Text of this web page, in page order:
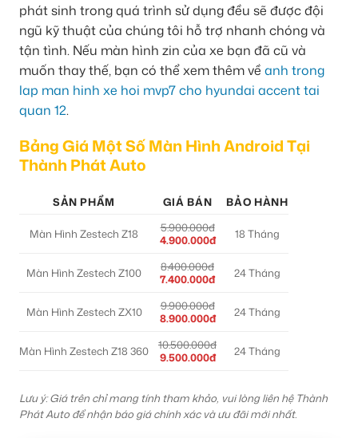
phát sinh trong quá trình sử dụng đều sẽ được đội
ngũ kỹ thuật của chúng tôi hỗ trợ nhanh chóng và
tận tình. Nếu màn hình zin của xe bạn đã cũ và
muốn thay thế, bạn có thể xem thêm về anh trong
lap man hinh xe hoi mvp7 cho hyundai accent tai
quan 12.
Bảng Giá Một Số Màn Hình Android Tại
Thành Phát Auto
SẢN PHẨM GIÁ BÁN BẢO HÀNH
Màn Hình Zestech Z18
5.900.000đ
4.900.000đ
18 Tháng
Màn Hình Zestech Z100
8.400.000đ
7.400.000đ
24 Tháng
Màn Hình Zestech ZX10
9.900.000đ
8.900.000đ
24 Tháng
Màn Hình Zestech Z18 360
10.500.000đ
9.500.000đ
24 Tháng
Lưu ý: Giá trên chỉ mang tính tham khảo, vui lòng liên hệ Thành
Phát Auto để nhận báo giá chính xác và ưu đãi mới nhất.